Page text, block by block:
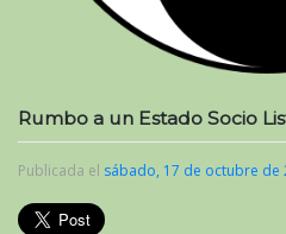
Rumbo a un Estado Socio
Publicada el sábado, 17 de octubre de